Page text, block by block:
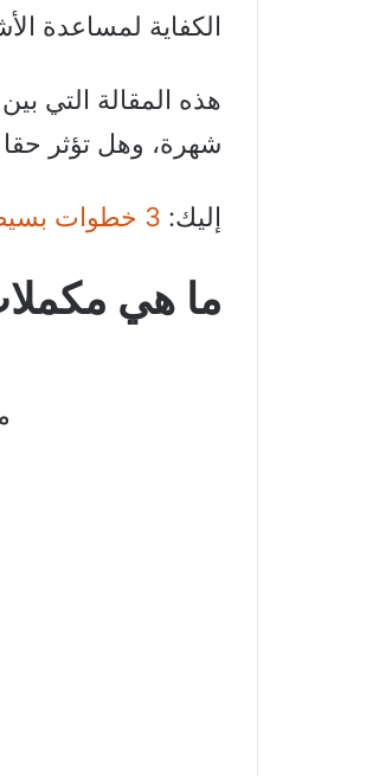
الكفاية لمساعدة
هذه المقالة التي
شهرة، وهل تؤثر حقا
إليك: 3 خطوات بسيطة لانقاص دهون الجسم مبنية على دراسات علمية
ما هي